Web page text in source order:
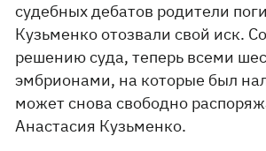
судебных дебатов родители
Кузьменко отозвали свой иск.
решению суда, теперь всеми
эмбрионами, на которые был
может снова свободно
Анастасия Кузьменко.